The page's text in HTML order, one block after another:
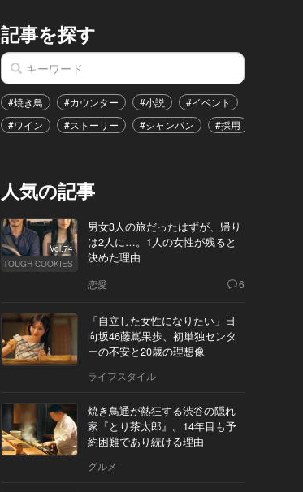
記事を探す
#焼き鳥 #カウンター #小説 #イベント
#ワイン
#ストーリー #シャンパン #採用
人気の記事
Vol.74
TOUGH COOKIES
男女3人の旅だったはずが、帰り
は2人に…。1人の女性が残ると
決めた理由
恋愛 6
「自立した女性になりたい」日
向坂46藤嶌果歩、初単独センタ
ーの不安と20歳の理想像
ライフスタイル
焼き鳥通が熱狂する渋谷の隠れ
家『とり茶太郎』。14年目も予
約困難であり続ける理由
グルメ